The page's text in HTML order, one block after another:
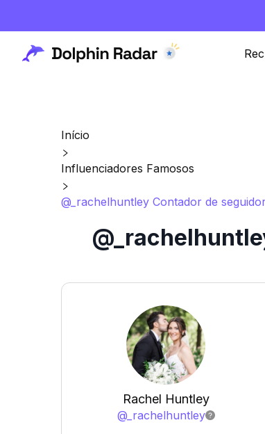
Início
Influenciadores Famosos
@_rachelhuntley Contador de
Rachel Huntley
@_rachelhuntley